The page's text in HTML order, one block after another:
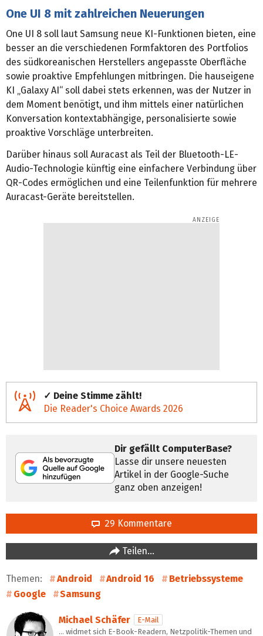
One UI 8 mit zahlreichen Neuerungen
One UI 8 soll laut Samsung neue KI-Funktionen bieten, eine
besser an die verschiedenen Formfaktoren des Portfolios
des südkoreanischen Herstellers angepasste Oberfläche
sowie proaktive Empfehlungen mitbringen. Die hauseigene
KI „Galaxy AI“ soll dabei stets erkennen, was der Nutzer in
dem Moment benötigt, und ihm mittels einer natürlichen
Konversation kontextabhängige, personalisierte sowie
proaktive Vorschläge unterbreiten.
Darüber hinaus soll Auracast als Teil der Bluetooth-LE-
Audio-Technologie künftig eine einfachere Verbindung über
QR-Codes ermöglichen und eine Teilenfunktion für mehrere
Auracast-Geräte bereitstellen.
✓ Deine Stimme zählt!
Die Reader's Choice Awards 2026
Dir gefällt ComputerBase?
Lasse dir unsere neuesten
Artikel in der Google-Suche
ganz oben anzeigen!
29 Kommentare
Teilen…
Themen: Android Android 16
Betriebssysteme
Google
Samsung
Michael Schäfer
E-Mail
… widmet sich E-Book-Readern, Netzpolitik-Themen und